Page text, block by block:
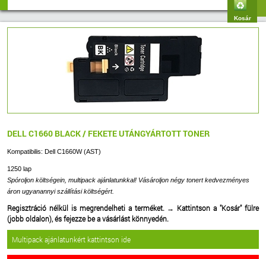
Kosár
DELL C1660 BLACK / FEKETE UTÁNGYÁRTOTT TONER
Kompatibilis: Dell C1660W (AST)
1250 lap
Spóroljon költségein, multipack ajánlatunkkal! Vásároljon négy tonert kedvezményes
áron ugyanannyi szállítási költségért.
Regisztráció nélkül is megrendelheti a terméket. → Kattintson a "Kosár" fülre
(jobb oldalon), és fejezze be a vásárlást könnyedén.
Multipack ajánlatunkért kattintson ide